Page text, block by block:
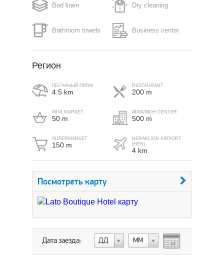
Fitness centre
Pet friendly (on
request)
Bed linen
Bathroom towels
Dry cleaning
Business center
Регион
ПЕСЧАНЫЙ ПЛЯЖ
4.5 km
MINI MARKET
50 m
SUPERMARKET
150 m
RESTAURANT
200 m
ИРАКЛИОН CENTER
500 m
HERAKLION AIRPORT
(HER)
4 km
Посмотреть карту
Дата заезда: ДД МM